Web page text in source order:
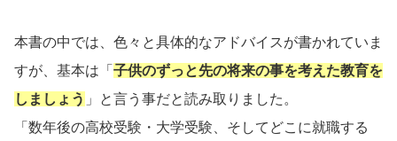
本書の中では、色々と具体的なアドバイスが書かれていま
すが、基本は「 子供のずっと先の将来の事を考えた教育を
しましょう 」と言う事だと読み取りました。
「数年後の高校受験・大学受験、そしてどこに就職する